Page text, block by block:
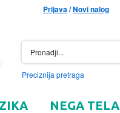
Prijava/Novi nalog
Preciznija pretraga
NEGA TELA